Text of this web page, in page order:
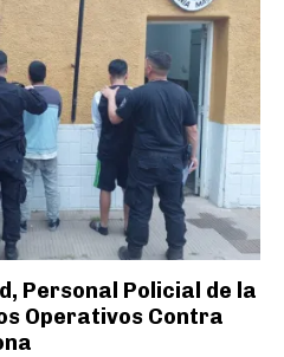
Personal Policial de la
Operativos Contra